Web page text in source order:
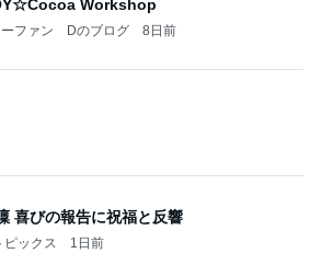
Workshop
ーファン Dのブログ 8日前
喜びの報告に祝福と反響
ックス 1日前